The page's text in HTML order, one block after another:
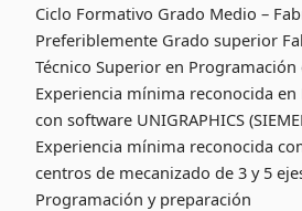
Ciclo Formativo Grado Medio –
Preferiblemente Grado superior
Técnico Superior en
Experiencia mínima reconocida en
con software UNIGRAPHICS
Experiencia mínima reconocida
centros de mecanizado de 3 y 5
Programación y preparación